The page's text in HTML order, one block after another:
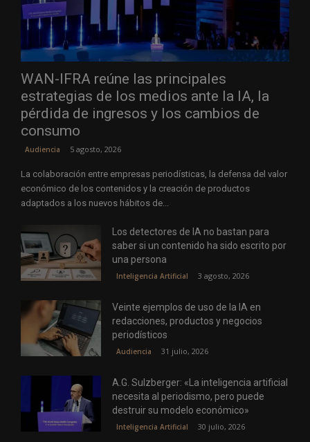
WAN-IFRA reúne las principales
estrategias de los medios ante la IA, la
pérdida de ingresos y los cambios de
consumo
Audiencia 5 agosto, 2026
La colaboración entre empresas periodísticas, la defensa del valor
económico de los contenidos y la creación de productos
adaptados a los nuevos hábitos de...
Los detectores de IA no bastan para
saber si un contenido ha sido escrito por
una persona
Inteligencia Artificial 3 agosto, 2026
Veinte ejemplos de uso de la IA en
redacciones, productos y negocios
periodísticos
Audiencia 31 julio, 2026
A.G. Sulzberger: «La inteligencia artificial
necesita al periodismo, pero puede
destruir su modelo económico»
Inteligencia Artificial 30 julio, 2026